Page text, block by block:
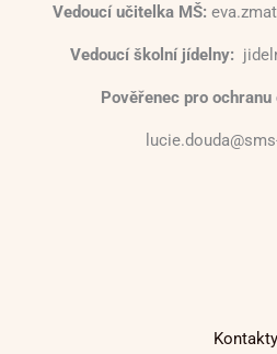
Vedoucí učitelka MŠ:
Vedoucí školní jídelny:
Pověřenec pro ochranu
Kontakty